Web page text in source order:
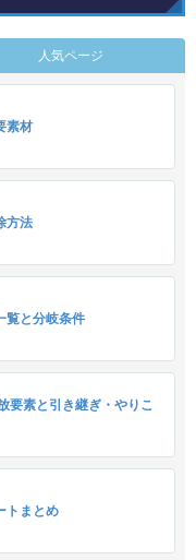
人気ページ
素材
方法
覧と分岐条件
要素と引き継ぎ・やりこ
トまとめ